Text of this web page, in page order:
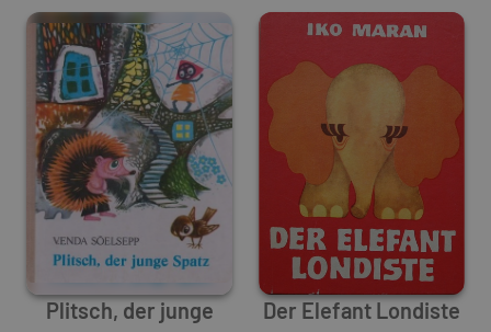
Plitsch, der junge
Der Elefant Londiste